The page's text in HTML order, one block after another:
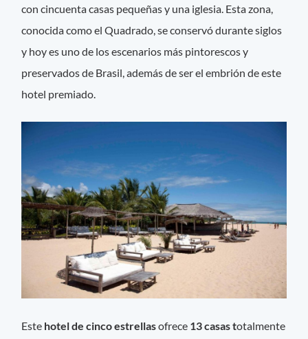
con cincuenta casas pequeñas y una iglesia. Esta zona,
conocida como el Quadrado, se conservó durante siglos
y hoy es uno de los escenarios más pintorescos y
preservados de Brasil, además de ser el embrión de este
hotel premiado.
Este hotel de cinco estrellasofrece 13 casas totalmente